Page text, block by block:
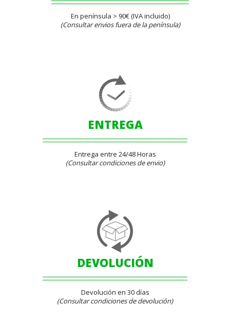
En península > 90€ (IVA incluido)
(Consultar envios fuera de la península)
ENTREGA
Entrega entre 24/48 Horas
(Consultar condiciones de envio)
DEVOLUCIÓN
Devolución en 30 días
(Consultar condiciones de devolución)